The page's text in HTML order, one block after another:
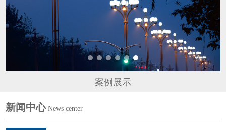
案例展示
新闻中心News center